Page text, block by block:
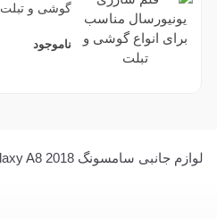
گوشی و تبلت
ناموجود
لوازم جانبی سامسونگ Galaxy A8 2018